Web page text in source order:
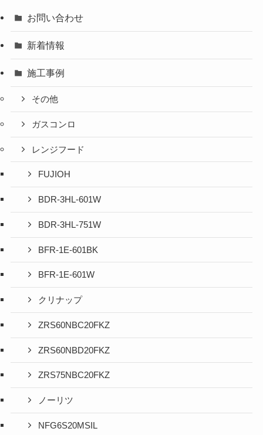
お問い合わせ
新着情報
施工事例
その他
ガスコンロ
レンジフード
FUJIOH
BDR-3HL-601W
BDR-3HL-751W
BFR-1E-601BK
BFR-1E-601W
クリナップ
ZRS60NBC20FKZ
ZRS60NBD20FKZ
ZRS75NBC20FKZ
ノーリツ
NFG6S20MSIL